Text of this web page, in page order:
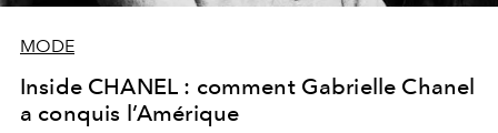
MODE
Inside CHANEL : comment Gabrielle Chanel
a conquis l’Amérique